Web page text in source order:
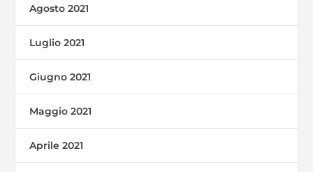
Agosto 2021
Luglio 2021
Giugno 2021
Maggio 2021
Aprile 2021